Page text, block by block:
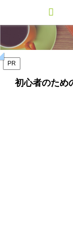
PR
初心者のため